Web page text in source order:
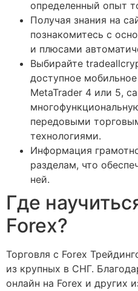
определенный опыт
Получая знания на
познакомитесь с
и плюсами
Выбирайте
доступное
MetaTrader 4 или 5,
передовыми
технологиями.
Информация
разделам, что
ней.
Где
Forex?
Торговля с Forex
из крупных в СНГ.
онлайн на Forex и других